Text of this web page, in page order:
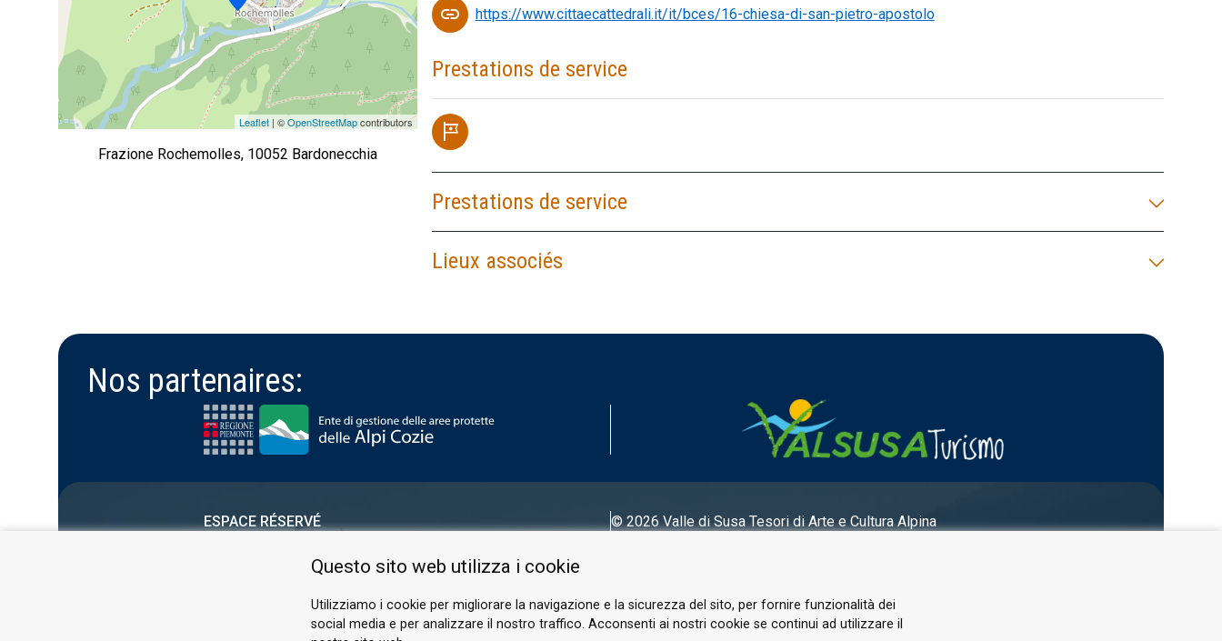
Leaflet| ©OpenStreetMapcontributors
Frazione Rochemolles, 10052 Bardonecchia
link https://www.cittaecattedrali.it/it/bces/16-chiesa-di-san-pietro-apostolo
Prestations de service
tour
Prestations de service
Lieux associés
Nos partenaires:
ESPACE RÉSERVÉ
© 2026 Valle di SusaTesori di Arte e Cultura Alpina
Questo sito web utilizza i cookie
Utilizziamo i cookie per migliorare la navigazione e la sicurezza del sito, per fornire funzionalità dei
social media e per analizzare il nostro traffico. Acconsenti ai nostri cookie se continui ad utilizzare il